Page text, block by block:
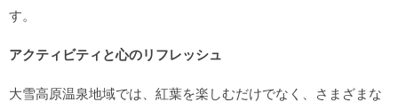
す。
アクティビティと心のリフレッシュ
大雪高原温泉地域では、紅葉を楽しむだけでなく、さまざまな